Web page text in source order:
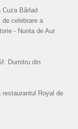
Cuza Bârlad
celebrare a
- Nunta de Aur
Dumitru din
Royal de